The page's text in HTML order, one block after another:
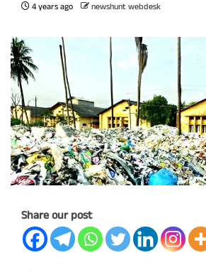
4 years ago newshunt webdesk
Share our post